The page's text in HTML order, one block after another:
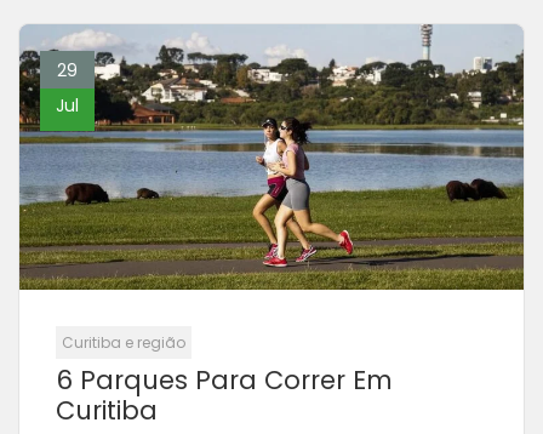
29
Jul
Curitiba e região
6 Parques Para Correr Em
Curitiba